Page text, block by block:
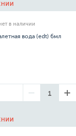
в наличии
вода (edt) 6мл